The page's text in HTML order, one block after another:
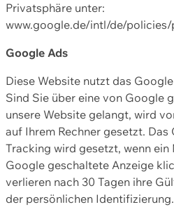
Privatsphäre unter:
www.google.de/intl/de/policies/
Google Ads
Diese Website nutzt das
Sind Sie über eine von Google
unsere Website gelangt, wird
auf Ihrem Rechner gesetzt.
Tracking wird gesetzt, wenn ein
Google geschaltete Anzeige
verlieren nach 30 Tagen ihre
der persönlichen